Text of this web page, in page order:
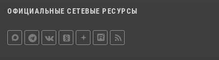
ОФИЦИАЛЬНЫЕ СЕТЕВЫЕ РЕСУРСЫ